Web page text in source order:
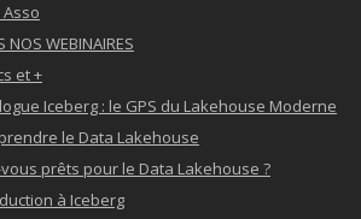
NOS WEBINAIRES
et +
Iceberg : le GPS du Lakehouse Moderne
le Data Lakehouse
vous prêts pour le Data Lakehouse ?
à Iceberg